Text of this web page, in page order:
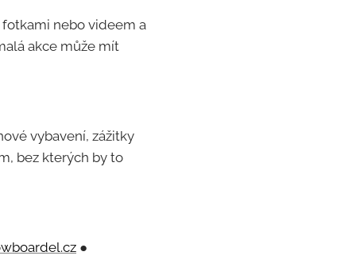
nebo videem a
akce může mít
vybavení, zážitky
bez kterých by to
●